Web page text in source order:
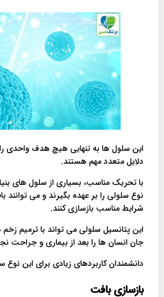
این سلول ها به تنهایی هیچ هدف واحدی را
دلایل متعدد مهم هستند.
با تحریک مناسب، بسیاری از سلول های
نوع سلولی را بر عهده بگیرند و می توانند
شرایط مناسب بازسازی کنند.
این پتانسیل سلولی می تواند با ترمیم
جان انسان ها را بعد از بیماری و جراحت
دانشمندان کاربردهای زیادی برای این نوع
بازسازی بافت